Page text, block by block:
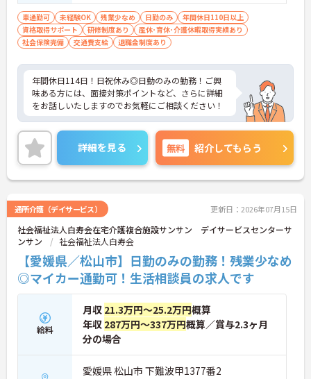
車通勤可 未経験OK 残業少なめ 日勤のみ
年間休日110日以上
資格取得サポート
研修制度あり
産休･育休･介護休暇取得実績あり
社会保険完備
交通費支給 退職金制度あり
年間休日114日！日祝休み◎日勤のみの勤務！ご興
味ある方には、面接対策ポイントなど、さらに詳細
をお話しいたしますのでお気軽にご相談ください！
詳細を見る 無料 紹介してもらう
通所介護（デイサービス） 更新日：2026年07月15日
社会福祉法人白寿会在宅介護複合施設サンサン デイサービスセンターサ
ンサン
社会福祉法人白寿会
【愛媛県／松山市】日勤のみの勤務！残業少なめ
◎マイカー通勤可！生活相談員の求人です
給料
月収 21.3万円～25.2万円概算
年収 287万円～337万円概算／賞与2.3ヶ月
分の場合
愛媛県 松山市 下難波甲1377番2